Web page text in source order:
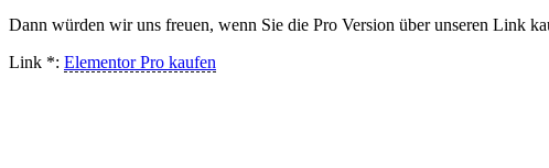
Dann würden wir uns freuen, wenn Sie die Pro Version über unseren Link
Link *: Elementor Pro kaufen